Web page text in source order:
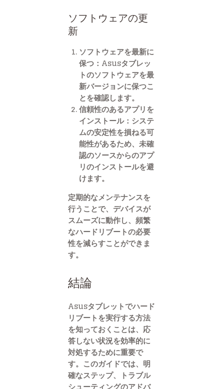
ソフトウェアの更
新
ソフトウェアを最新に
保つ ：Asusタブレッ
トのソフトウェアを最
新バージョンに保つこ
とを確認します。
信頼性のあるアプリを
インストール：システ
ムの安定性を損ねる可
能性があるため、未確
認のソースからのアプ
リのインストールを避
けます。
定期的なメンテナンスを
行うことで、デバイスが
スムーズに動作し、頻繁
なハードリブートの必要
性を減らすことができま
す。
結論
Asusタブレットでハード
リブートを実行する方法
を知っておくことは、応
答しない状況を効率的に
対処するために重要で
す。このガイドでは、明
確なステップ、トラブル